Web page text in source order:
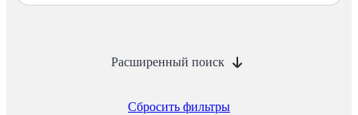
Расширенный поиск
Сбросить фильтры